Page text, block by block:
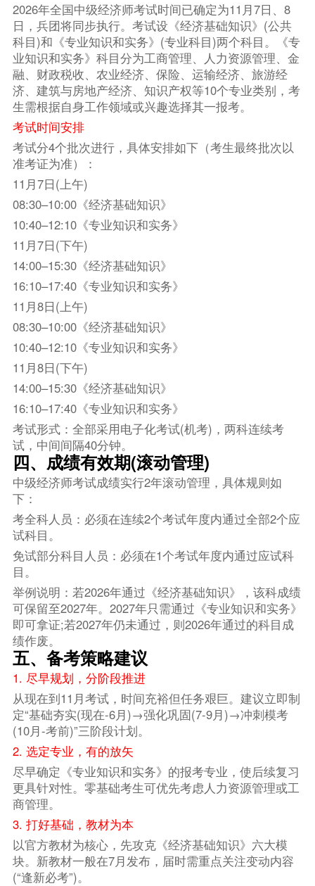
2026年全国中级经济师考试时间已确定为11月7日、8
日，兵团将同步执行。考试设《经济基础知识》(公共
科目)和《专业知识和实务》(专业科目)两个科目。《专
业知识和实务》科目分为工商管理、人力资源管理、金
融、财政税收、农业经济、保险、运输经济、旅游经
济、建筑与房地产经济、知识产权等10个专业类别，考
生需根据自身工作领域或兴趣选择其一报考。
考试时间安排
考试分4个批次进行，具体安排如下（考生最终批次以
准考证为准）：
11月7日(上午)
08:30–10:00《经济基础知识》
10:40–12:10《专业知识和实务》
11月7日(下午)
14:00–15:30《经济基础知识》
16:10–17:40《专业知识和实务》
11月8日(上午)
08:30–10:00《经济基础知识》
10:40–12:10《专业知识和实务》
11月8日(下午)
14:00–15:30《经济基础知识》
16:10–17:40《专业知识和实务》
考试形式：全部采用电子化考试(机考)，两科连续考
试，中间间隔40分钟。
四、成绩有效期(滚动管理)
中级经济师考试成绩实行2年滚动管理，具体规则如
下：
考全科人员：必须在连续2个考试年度内通过全部2个应
试科目。
免试部分科目人员：必须在1个考试年度内通过应试科
目。
举例说明：若2026年通过《经济基础知识》，该科成绩
可保留至2027年。2027年只需通过《专业知识和实务》
即可拿证;若2027年仍未通过，则2026年通过的科目成
绩作废。
五、备考策略建议
1. 尽早规划，分阶段推进
从现在到11月考试，时间充裕但任务艰巨。建议立即制
定“基础夯实(现在-6月)→强化巩固(7-9月)→冲刺模考
(10月-考前)”三阶段计划。
2. 选定专业，有的放矢
尽早确定《专业知识和实务》的报考专业，使后续复习
更具针对性。零基础考生可优先考虑人力资源管理或工
商管理。
3. 打好基础，教材为本
以官方教材为核心，先攻克《经济基础知识》六大模
块。新教材一般在7月发布，届时需重点关注变动内容
(“逢新必考”)。